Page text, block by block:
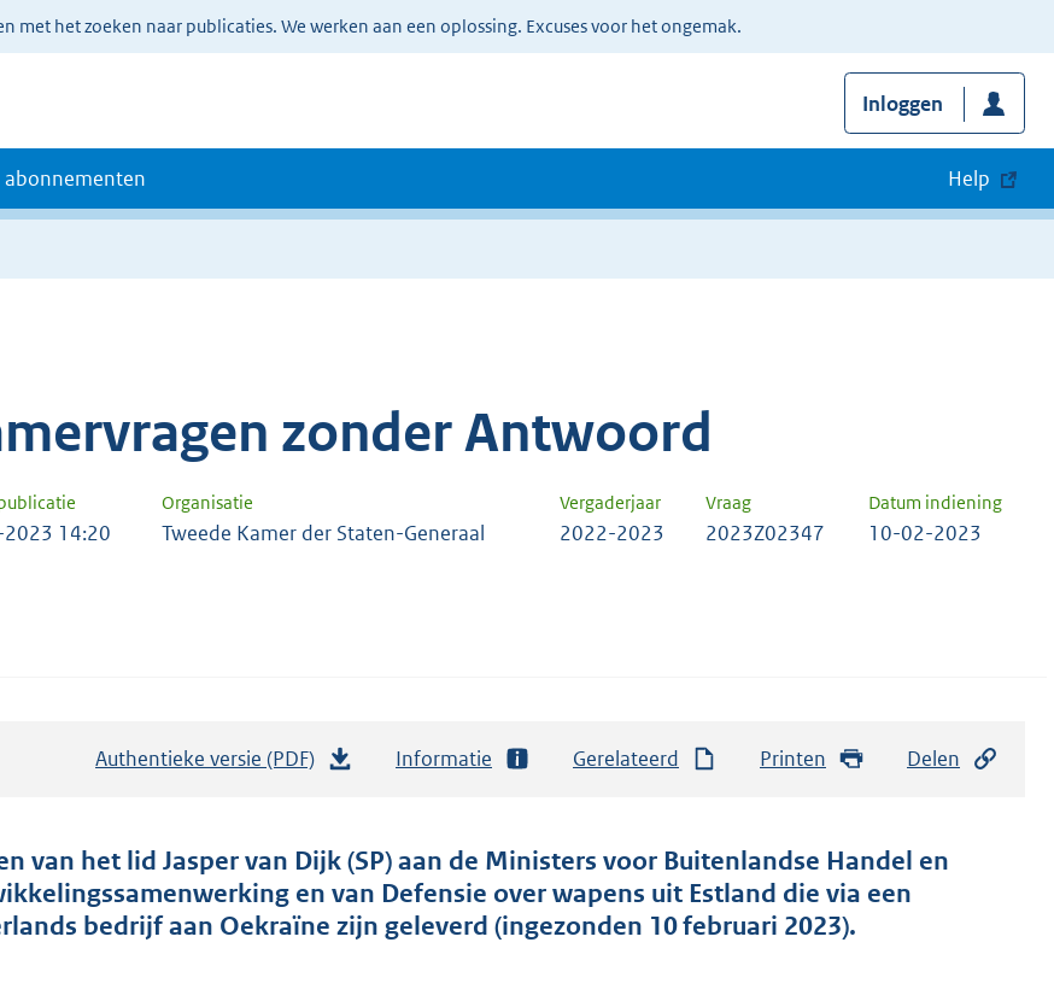
met het zoeken naar publicaties. We werken aan een oplossing. Excuses voor het ongemak.
Inloggen
abonnementen Help
zonder Antwoord
Organisatie Vergaderjaar Vraag Datum indiening
14:20 Tweede Kamer der Staten-Generaal 2022-2023 2023Z02347 10-02-2023
Authentieke versie (PDF)
t
a
n
Informatie Gerelateerd Printen Delen
van het lid Jasper van Dijk (SP) aan de Ministers voor Buitenlandse Handel en
en van Defensie over wapens uit Estland die via een
bedrijf aan Oekraïne zijn geleverd (ingezonden 10 februari 2023).